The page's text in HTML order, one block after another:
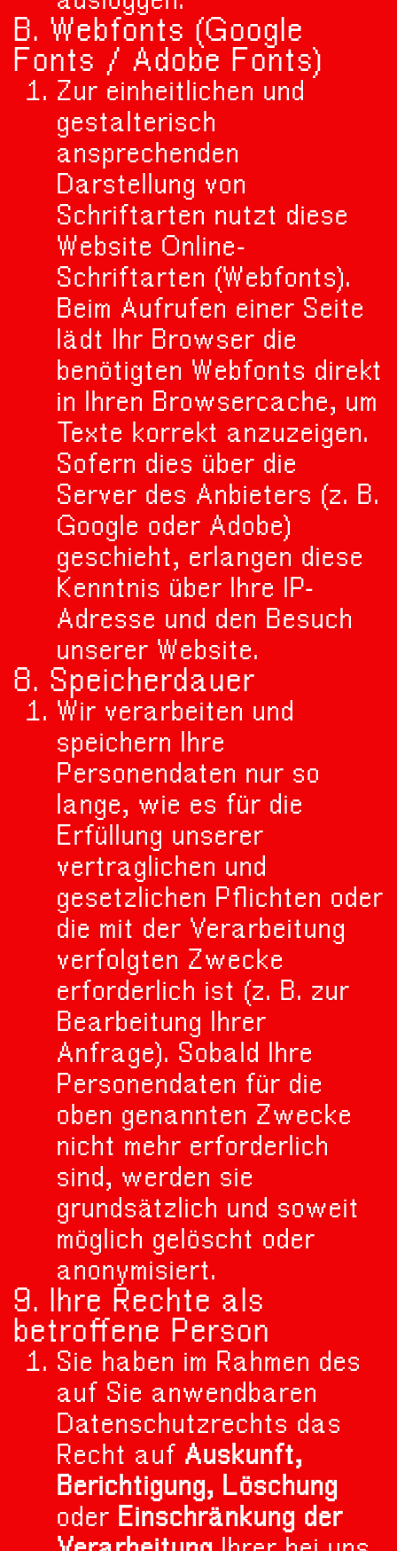
B. Webfonts (Google
Fonts / Adobe Fonts)
Zur einheitlichen und
gestalterisch
ansprechenden
Darstellung von
Schriftarten nutzt diese
Website Online-
Schriftarten (Webfonts).
Beim Aufrufen einer Seite
lädt Ihr Browser die
benötigten Webfonts direkt
in Ihren Browsercache, um
Texte korrekt anzuzeigen.
Sofern dies über die
Server des Anbieters (z. B.
Google oder Adobe)
geschieht, erlangen diese
Kenntnis über Ihre IP-
Adresse und den Besuch
unserer Website.
8. Speicherdauer
Wir verarbeiten und
speichern Ihre
Personendaten nur so
lange, wie es für die
Erfüllung unserer
vertraglichen und
gesetzlichen Pflichten oder
die mit der Verarbeitung
verfolgten Zwecke
erforderlich ist (z. B. zur
Bearbeitung Ihrer
Anfrage). Sobald Ihre
Personendaten für die
oben genannten Zwecke
nicht mehr erforderlich
sind, werden sie
grundsätzlich und soweit
möglich gelöscht oder
anonymisiert.
9. Ihre Rechte als
betroffene Person
Sie haben im Rahmen des
auf Sie anwendbaren
Datenschutzrechts das
Recht auf Auskunft,
Berichtigung, Löschung
oder Einschränkung der